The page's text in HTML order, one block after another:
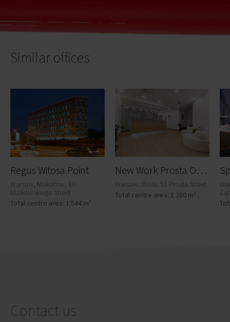
Similar offices
Regus Witosa Point
Warsaw, Mokotów, 16
Idzikowskiego Street
Total centre area: 1 544 m²
N
ew Work Prosta Office Centre
Warsaw, Wola, 51 Prosta Street
Total centre area: 1 280 m²
Contact us